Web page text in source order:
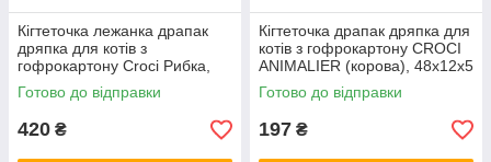
Кігтеточка лежанка драпак
дряпка для котів з
гофрокартону Croci Рибка,
44х14х7 см, 129771
Готово до відправки
420 ₴
Кігтеточка драпак дряпка для
котів з гофрокартону CROCI
ANIMALIER (корова), 48х12х5
см C6021541
Готово до відправки
197 ₴